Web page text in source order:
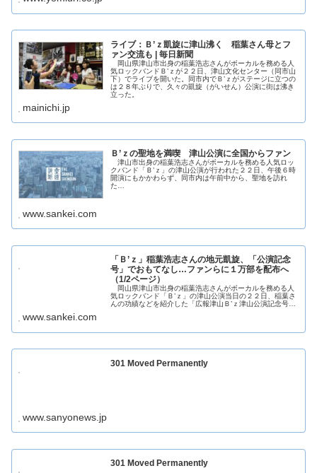
ライブ：Ｂ’ｚ凱旋に津山沸く 稲葉さん母とフ
ァン交流も | 毎日新聞
岡山県津山市出身の稲葉浩志さんがボーカルを務める人
気ロックバンドＢ’ｚが２２日、津山文化センター（同市山
下）でライブを開いた。同市内でＢ’ｚがステージに立つの
は２８年ぶりで、久々の凱旋（がいせん）公演に街は沸き
立った。
mainichi.jp
Ｂ’ｚの聖地を満喫 津山公演に全国からファン
津山市出身の稲葉浩志さんがボーカルを務める人気ロッ
クバンド「Ｂ’ｚ」の津山公演が行われた２２日、午後６時
開演にもかかわらず、同市内は午前中から、聖地を訪れ
た…
www.sankei.com
「Ｂ’ｚ」稲葉浩志さんの地元凱旋、「公演記念
号」でおもてなし…ファンらに１万部を配布へ
（1/2ページ）
岡山県津山市出身の稲葉浩志さんがボーカルを務める人
気ロックバンド「Ｂ’ｚ」の津山公演当日の２２日、稲葉さ
んの功績などを紹介した「広報津山Ｂ’ｚ津山公演記念号…
www.sankei.com
301 Moved Permanently
www.sanyonews.jp
301 Moved Permanently